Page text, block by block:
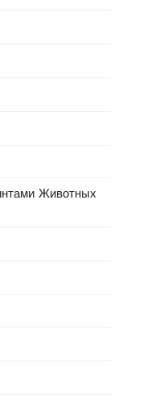
Животных